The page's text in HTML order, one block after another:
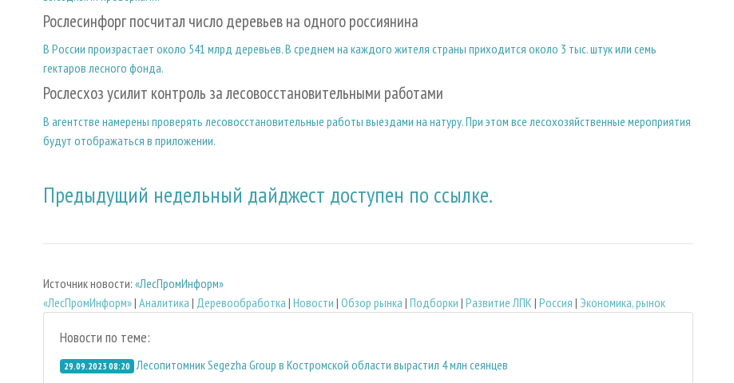
Рослесинфорг посчитал число деревьев на одного россиянина
В России произрастает около 541 млрд деревьев. В среднем на каждого жителя страны приходится около 3 тыс. штук или семь
гектаров лесного фонда.
Рослесхоз усилит контроль за лесовосстановительными работами
В агентстве намерены проверять лесовосстановительные работы выездами на натуру. При этом все лесохозяйственные мероприятия
будут отображаться в приложении.
Предыдущий недельный дайджест доступен по ссылке.
Источник новости: «ЛесПромИнформ»
«ЛесПромИнформ»| Аналитика | Деревообработка | Новости | Обзор рынка | Подборки | Развитие ЛПК | Россия | Экономика, рынок
Новости по теме:
29.09.2023 08:20 Лесопитомник Segezha Group в Костромской области вырастил 4 млн сеянцев